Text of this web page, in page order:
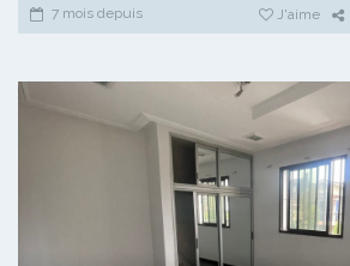
7 mois depuis J'aime